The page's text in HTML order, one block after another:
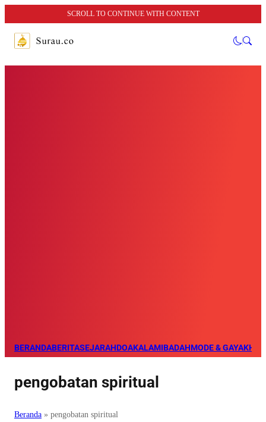
SCROLL TO CONTINUE WITH CONTENT
BERANDABERITASEJARAHDOAKALAMIBADAHMODE & GAYA
pengobatan spiritual
Beranda » pengobatan spiritual